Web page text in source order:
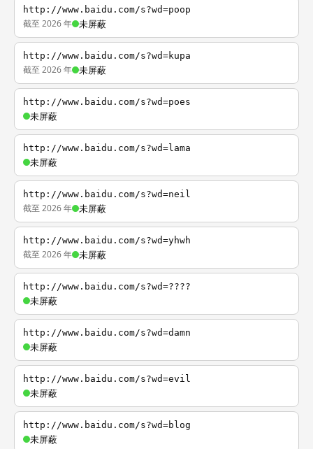
http://www.baidu.com/s?wd=poop
截至 2026 年 未屏蔽
http://www.baidu.com/s?wd=kupa
截至 2026 年 未屏蔽
http://www.baidu.com/s?wd=poes
未屏蔽
http://www.baidu.com/s?wd=lama
未屏蔽
http://www.baidu.com/s?wd=neil
截至 2026 年 未屏蔽
http://www.baidu.com/s?wd=yhwh
截至 2026 年 未屏蔽
http://www.baidu.com/s?wd=????
未屏蔽
http://www.baidu.com/s?wd=damn
未屏蔽
http://www.baidu.com/s?wd=evil
未屏蔽
http://www.baidu.com/s?wd=blog
未屏蔽